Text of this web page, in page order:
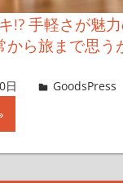
!? 手軽さが魅力
から旅まで思う
日 ＆GP
GoodsPress